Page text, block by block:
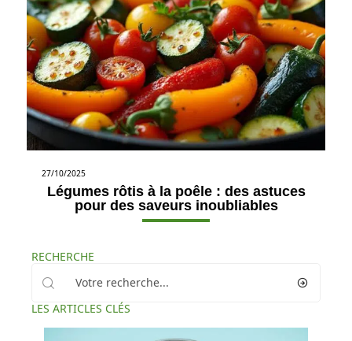
27/10/2025
Légumes rôtis à la poêle : des astuces
pour des saveurs inoubliables
RECHERCHE
LES ARTICLES CLÉS